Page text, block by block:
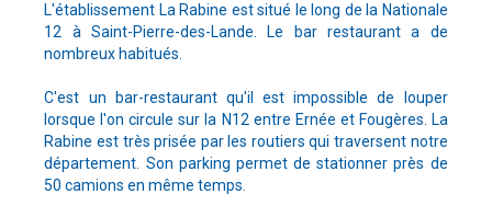
L'établissement La Rabine est situé le long de la Nationale
12 à Saint-Pierre-des-Lande. Le bar restaurant a de
nombreux habitués.
C'est un bar-restaurant qu'il est impossible de louper
lorsque l'on circule sur la N12 entre Ernée et Fougères. La
Rabine est très prisée par les routiers qui traversent notre
département. Son parking permet de stationner près de
50 camions en même temps.